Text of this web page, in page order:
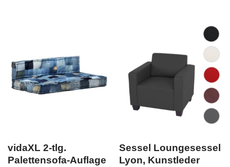
vidaXL 2-tlg.
Palettensofa-Auflage
Sessel Loungesessel
Lyon, Kunstleder